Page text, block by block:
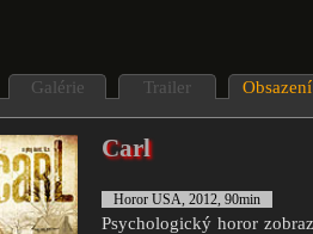
Galérie Trailer Obsazení
Carl
Horor USA, 2012, 90min
Psychologický horor